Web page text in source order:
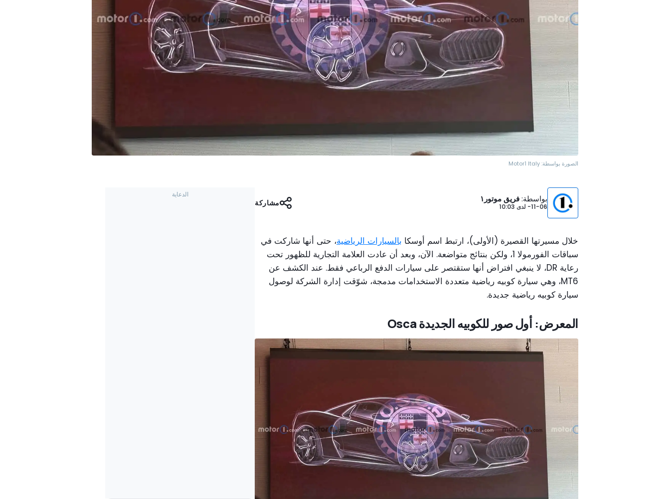
الصورة بواسطة:Motor1 Italy
بواسطة:فريق موتور١
11-06- لدى مشاركة
خلال مسيرتها القصيرة (الأولى)، ارتبط اسم أوسكا بالسيارات الرياضية، حتى أنها شاركت في
سباقات الفورمولا 1، ولكن بنتائج متواضعة. الآن، وبعد أن عادت العلامة التجارية للظهور تحت
رعاية DR، لا ينبغي افتراض أنها ستقتصر على سيارات الدفع الرباعي فقط. عند الكشف عن
MT6، وهي سيارة كوبيه رياضية متعددة الاستخدامات مدمجة، شوّقت إدارة الشركة لوصول
سيارة كوبيه رياضية جديدة.
المعرض: أول صور للكوبيه الجديدة Osca